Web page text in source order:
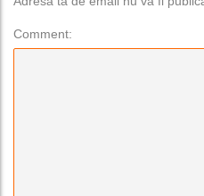
Comment: